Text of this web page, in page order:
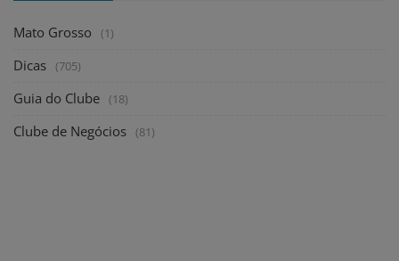
Mato Grosso (1)
Dicas (705)
Guia do Clube (18)
Clube de Negócios (81)